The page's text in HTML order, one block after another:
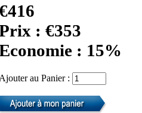
: €353
: 15%
Ajouter au Panier :